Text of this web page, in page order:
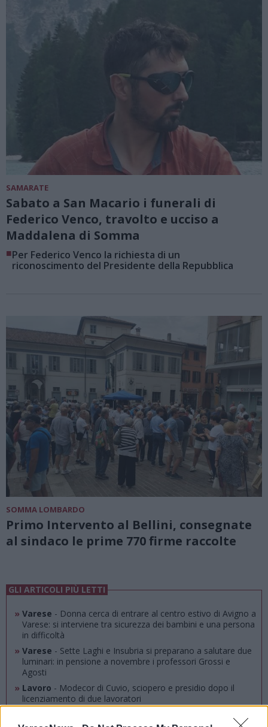
SAMARATE
Sabato a San Macario i funerali di
Federico Venco, travolto e ucciso a
Maddalena di Somma
■Per Federico Venco la richiesta di un
riconoscimento del Presidente della Repubblica
SOMMA LOMBARDO
Primo Intervento al Bellini, consegnate
al sindaco le prime 770 firme raccolte
GLI ARTICOLI PIÙ LETTI
» Varese - Donna cerca di entrare al centro estivo di Avigno a
Varese: si interviene tra sicurezza dei bambini e una persona
in difficoltà
» Varese - Sette Laghi e Insubria si preparano a salutare due
luminari: in pensione a novembre i professori Grossi e
Agosti
» Lavoro - Modecor di Cuvio, sciopero e presidio dopo il
licenziamento di due lavoratori